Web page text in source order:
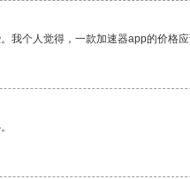
我个人觉得，一款加速器app的价格应